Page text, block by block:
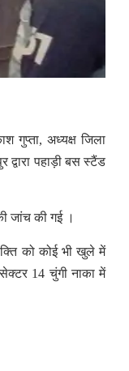
गुप्ता, अध्यक्ष जिला
पहाड़ी बस स्टैंड
जांच की गई ।
को कोई भी खुले में
14 चुंगी नाका में